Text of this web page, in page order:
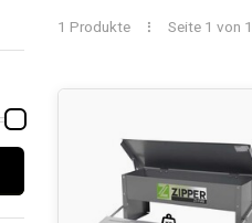
1 Produkte Seite 1 von 1